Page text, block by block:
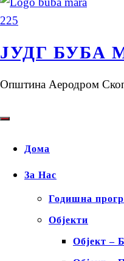
ЈУДГ БУБА
Општина Аеродром
Дома
За Нас
Годишна
Објекти
Објект –